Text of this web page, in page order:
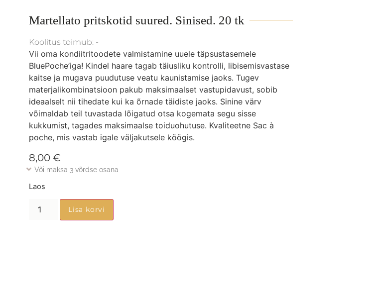
Martellato pritskotid suured. Sinised. 20 tk
Koolitus toimub: -
Vii oma kondiitritoodete valmistamine uuele täpsustasemele
BluePoche’iga! Kindel haare tagab täiusliku kontrolli, libisemisvastase
kaitse ja mugava puudutuse veatu kaunistamise jaoks. Tugev
materjalikombinatsioon pakub maksimaalset vastupidavust, sobib
ideaalselt nii tihedate kui ka õrnade täidiste jaoks. Sinine värv
võimaldab teil tuvastada lõigatud otsa kogemata segu sisse
kukkumist, tagades maksimaalse toiduohutuse. Kvaliteetne Sac à
poche, mis vastab igale väljakutsele köögis.
8,00 €
Või maksa 3 võrdse osana
Laos
Lisa korvi